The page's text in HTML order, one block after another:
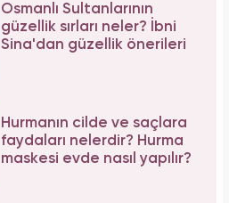
Osmanlı Sultanlarının
güzellik sırları neler? İbni
Sina'dan güzellik önerileri
Hurmanın cilde ve saçlara
faydaları nelerdir? Hurma
maskesi evde nasıl yapılır?